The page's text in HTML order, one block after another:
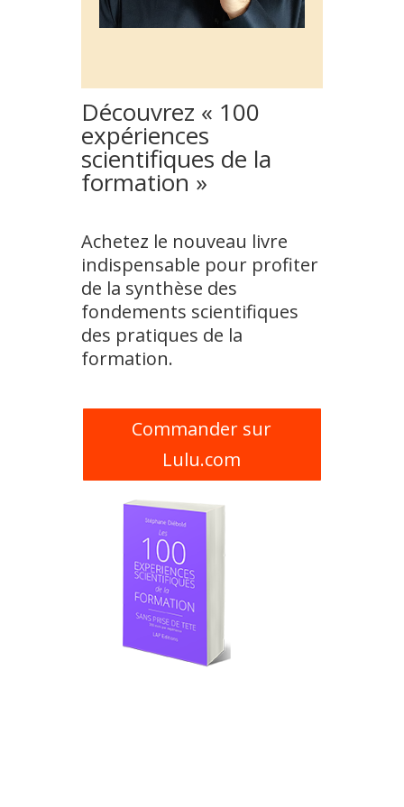
Découvrez « 100
expériences
scientifiques de la
formation »
Achetez le nouveau livre
indispensable pour profiter
de la synthèse des
fondements scientifiques
des pratiques de la
formation.
Commander sur
Lulu.com